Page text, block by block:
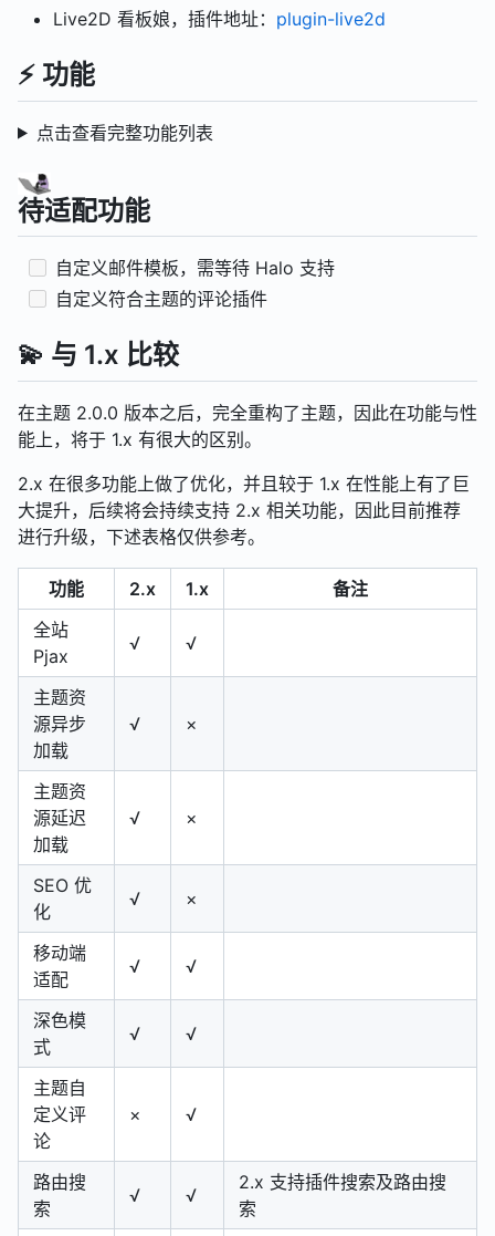
Live2D 看板娘，插件地址： plugin-live2d
⚡ 功能
点击查看完整功能列表
待适配功能
自定义邮件模板，需等待 Halo 支持
自定义符合主题的评论插件
💫 与 1.x 比较
在主题 2.0.0 版本之后，完全重构了主题，因此在功能与性
能上，将于 1.x 有很大的区别。
2.x 在很多功能上做了优化，并且较于 1.x 在性能上有了巨
大提升，后续将会持续支持 2.x 相关功能，因此目前推荐
进行升级，下述表格仅供参考。
功能 2.x 1.x
备注
全站
Pjax
√ √
主题资
源异步
加载
√ ×
主题资
源延迟
加载
√ ×
SEO 优
化
√ ×
移动端
适配
√ √
深色模
式
√ √
主题自
定义评
论
× √
路由搜
索
√ √
2.x 支持插件搜索及路由搜
索